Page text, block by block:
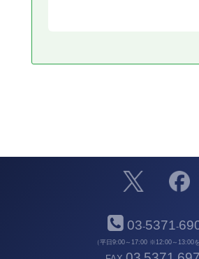
03-5371-
（平日9:00～17:00 ※12:00～13:00を